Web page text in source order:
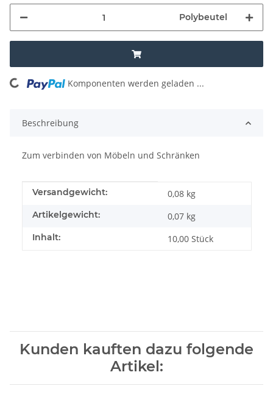
Polybeutel
Loading... Komponenten werden geladen ...
Beschreibung
Zum verbinden von Möbeln und Schränken
Produkteigenschaft
Wert
Versandgewicht: 0,08 kg
Artikelgewicht: 0,07 kg
Inhalt: 10,00 Stück
Kunden kauften dazu folgende
Artikel: